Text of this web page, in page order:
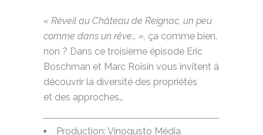
« Réveil au Château de Reignac, un peu
comme dans un rêve… », ça comme bien,
non ? Dans ce troisième épisode Eric
Boschman et Marc Roisin vous invitent à
découvrir la diversité des propriétés
et des approches…
Production: Vinogusto Média